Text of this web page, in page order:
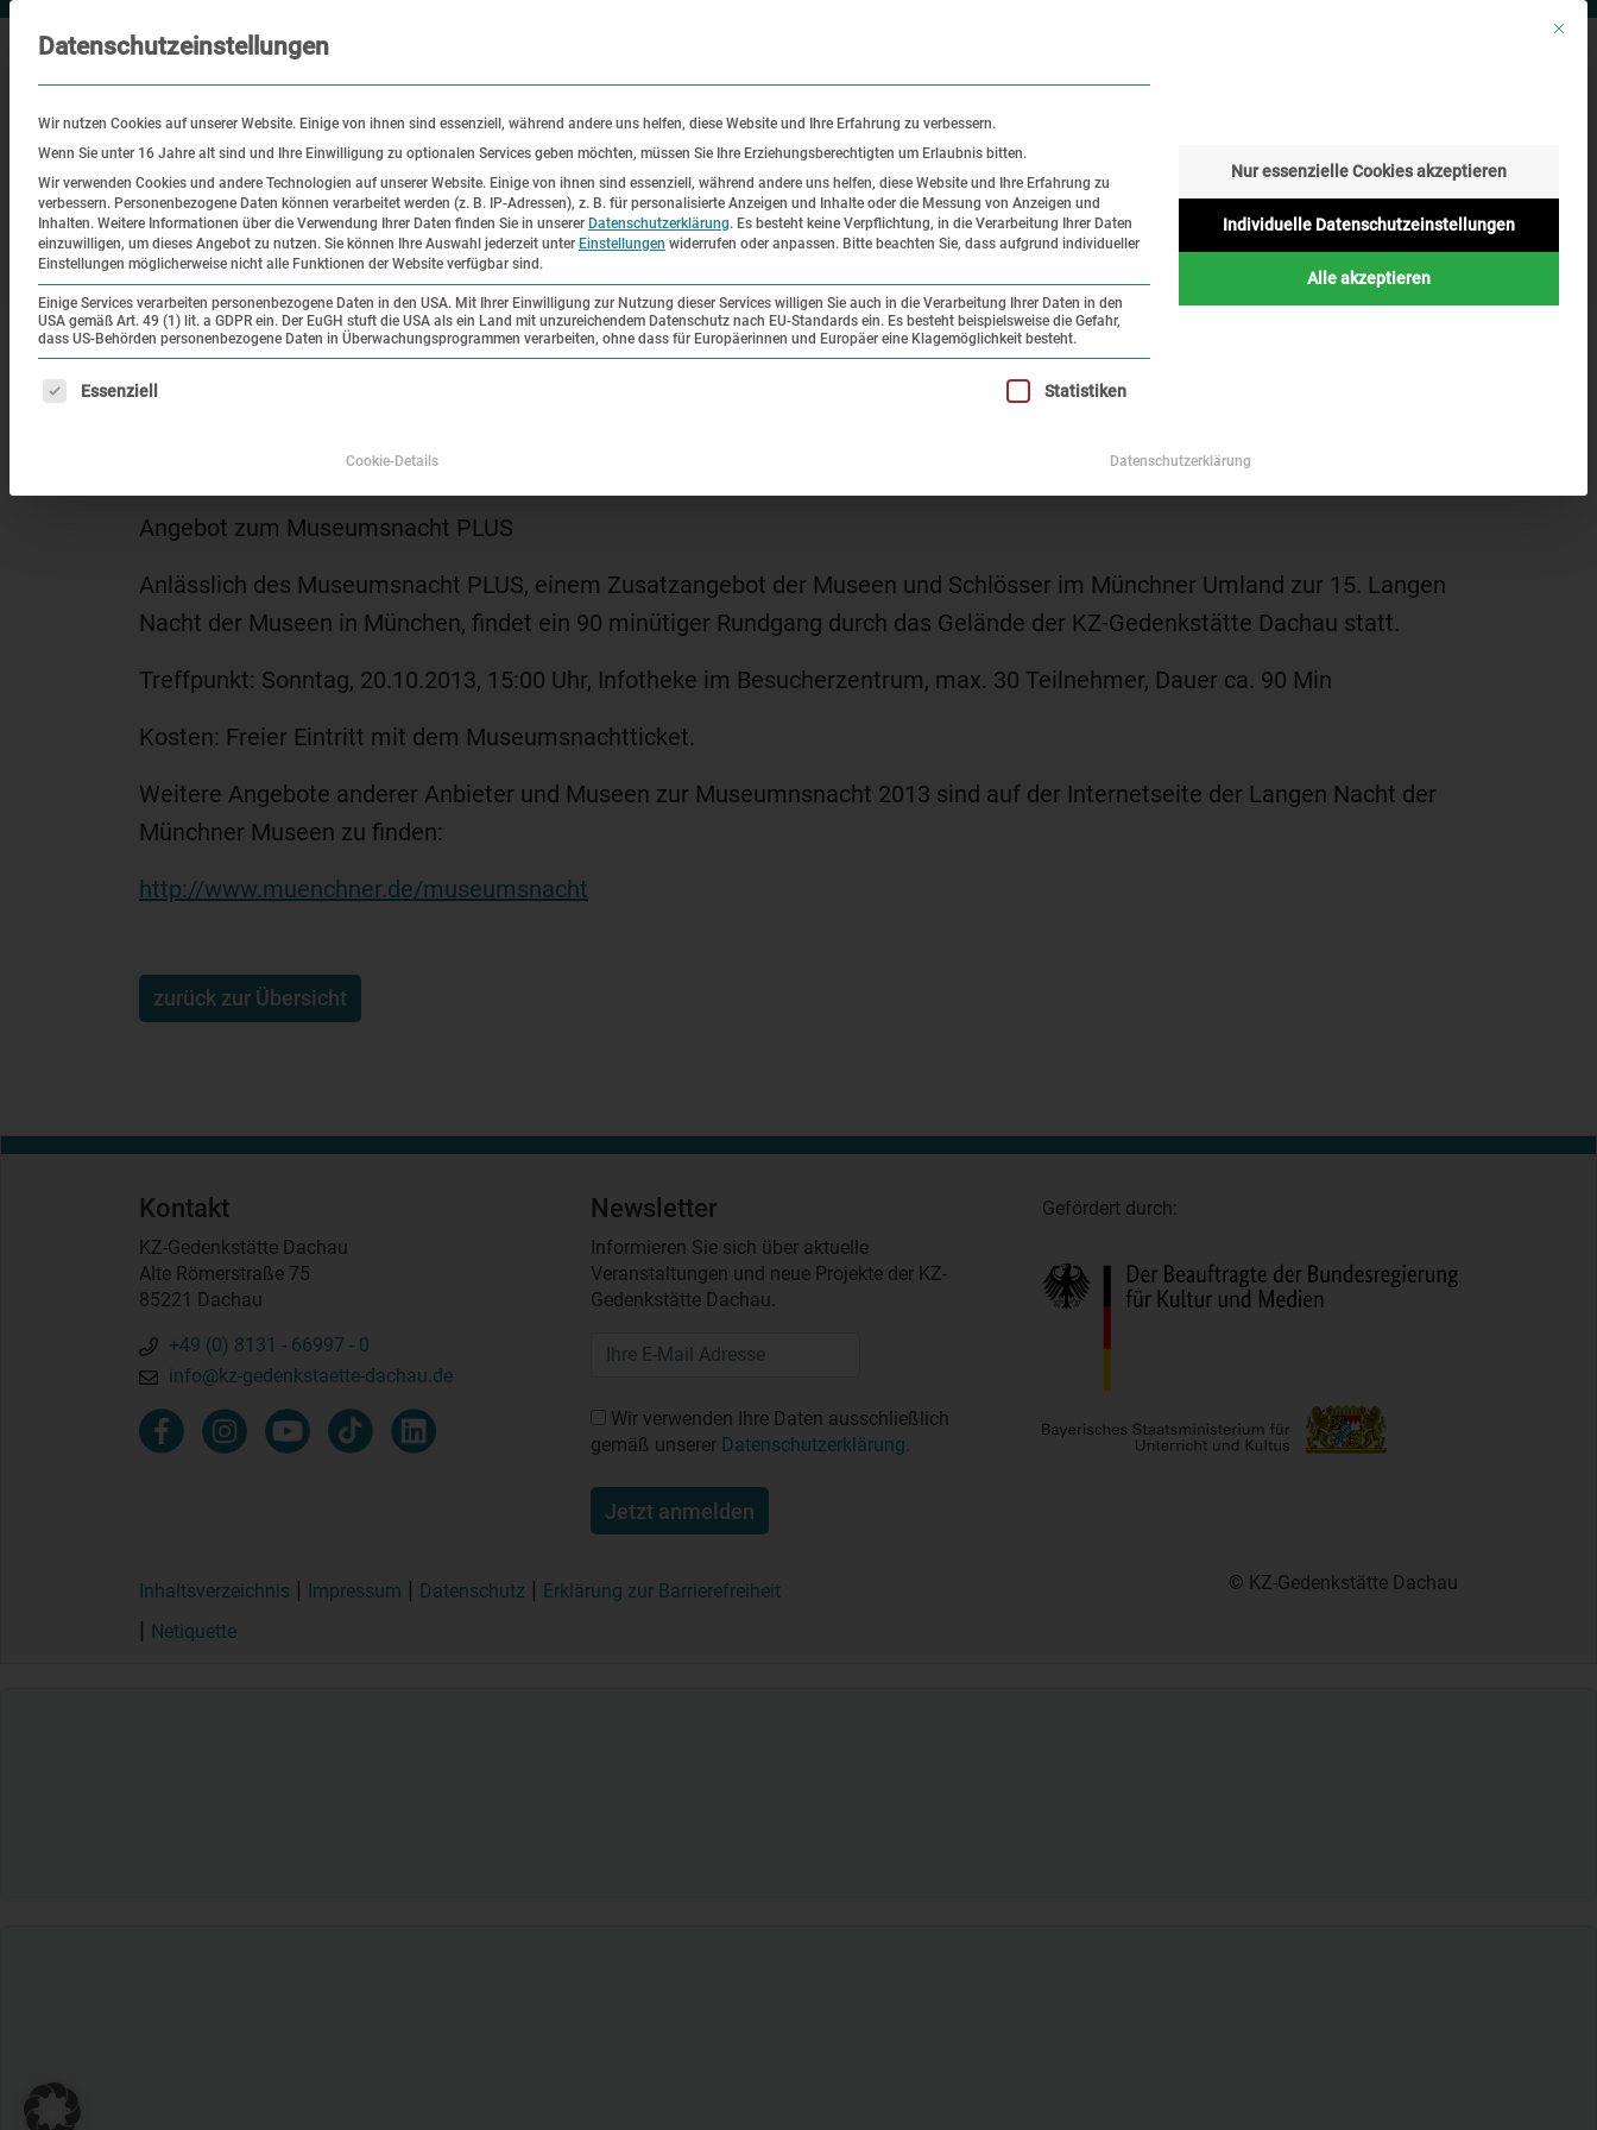
Besuch Bildung
Historischer
Ort
Ausstellungen
Forschung und
Sammlung
Geschichte
Online
Aktuelles
Startseite | Veranstaltungen | Angebot zur Museumsnacht
Angebot zur Museumsnacht
Angebot zum Museumsnacht PLUS
Anlässlich des Museumsnacht PLUS, einem Zusatzangebot der Museen und Schlösser im Münchner Umland zur 15. Langen
Nacht der Museen in München, findet ein 90 minütiger Rundgang durch das Gelände der KZ-Gedenkstätte Dachau statt.
Treffpunkt: Sonntag, 20.10.2013, 15:00 Uhr, Infotheke im Besucherzentrum, max. 30 Teilnehmer, Dauer ca. 90 Min
Kosten: Freier Eintritt mit dem Museumsnachtticket.
Weitere Angebote anderer Anbieter und Museen zur Museumnsnacht 2013 sind auf der Internetseite der Langen Nacht der
Münchner Museen zu finden:
http://www.muenchner.de/museumsnacht
zurück zur Übersicht
Kontakt
KZ-Gedenkstätte Dachau
Alte Römerstraße 75
85221 Dachau
+49 (0) 8131 - 66997 - 0
info@kz-gedenkstaette-dachau.de
Newsletter
Informieren Sie sich über aktuelle
Veranstaltungen und neue Projekte der KZ-
Gedenkstätte Dachau.
Wir verwenden Ihre Daten ausschließlich
gemäß unserer Datenschutzerklärung.
Jetzt anmelden
Gefördert durch:
Inhaltsverzeichnis Impressum Datenschutz
Erklärung zur Barrierefreiheit
Netiquette
© KZ-Gedenkstätte Dachau
Mit
Datenschutzeinstellungen
Wir nutzen Cookies auf unserer Website. Einige von ihnen sind essenziell, während andere uns helfen, diese Website und Ihre Erfahrung zu verbessern.
Wenn Sie unter 16 Jahre alt sind und Ihre Einwilligung zu optionalen Services geben möchten, müssen Sie Ihre Erziehungsberechtigten um Erlaubnis bitten.
Wir verwenden Cookies und andere Technologien auf unserer Website. Einige von ihnen sind essenziell, während andere uns helfen, diese Website und Ihre Erfahrung zu
verbessern. Personenbezogene Daten können verarbeitet werden (z. B. IP-Adressen), z. B. für personalisierte Anzeigen und Inhalte oder die Messung von Anzeigen und
Inhalten. Weitere Informationen über die Verwendung Ihrer Daten finden Sie in unserer Datenschutzerklärung. Es besteht keine Verpflichtung, in die Verarbeitung Ihrer Daten
einzuwilligen, um dieses Angebot zu nutzen. Sie können Ihre Auswahl jederzeit unter Einstellungen widerrufen oder anpassen. Bitte beachten Sie, dass aufgrund individueller
Einstellungen möglicherweise nicht alle Funktionen der Website verfügbar sind.
Einige Services verarbeiten personenbezogene Daten in den USA. Mit Ihrer Einwilligung zur Nutzung dieser Services willigen Sie auch in die Verarbeitung Ihrer Daten in den
USA gemäß Art. 49 (1) lit. a GDPR ein. Der EuGH stuft die USA als ein Land mit unzureichendem Datenschutz nach EU-Standards ein. Es besteht beispielsweise die Gefahr,
dass US-Behörden personenbezogene Daten in Überwachungsprogrammen verarbeiten, ohne dass für Europäerinnen und Europäer eine Klagemöglichkeit besteht.
Es folgt eine Liste der Service-Gruppen, für die eine Einwilligung erteilt werden kann. Die erste Service-Gruppe ist essenziell und kann nicht abgewählt werden.
Essenziell Statistiken
Nur essenzielle Cookies akzeptieren
Individuelle Datenschutzeinstellungen
Alle akzeptieren
Cookie-Details Datenschutzerklärung